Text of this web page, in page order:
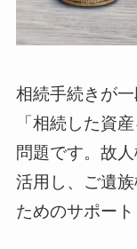
相続手続きが
「相続した資
問題です。故
活用し、ご遺
ためのサポー